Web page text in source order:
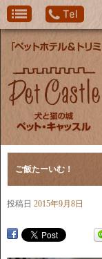
ご飯たーいむ！
投稿日 2015年9月8日